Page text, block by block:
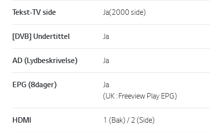
Tekst-TV side Ja(2000 side)
[DVB] Undertittel Ja
AD (Lydbeskrivelse) Ja
EPG (8dager)
Ja
(UK : Freeview Play EPG)
HDMI 1 (Bak) / 2 (Side)